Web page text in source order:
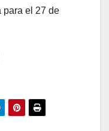
para el 27 de